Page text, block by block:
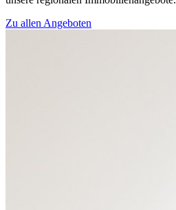
Zu allen Angeboten